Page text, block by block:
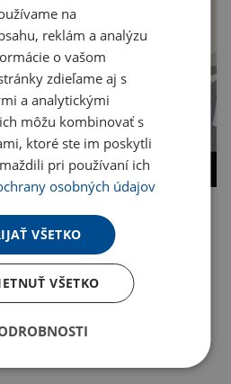
na
reklám a analýzu
o vašom
zdieľame aj s
a analytickými
môžu kombinovať s
ktoré ste im poskytli
pri používaní ich
osobných údajov
VŠETKO
VŠETKO